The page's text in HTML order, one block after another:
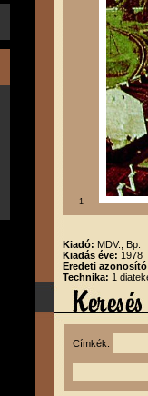
1
Kiadó: MDV., Bp.
Kiadás éve: 1978
Eredeti
Technika: 1
Címkék: